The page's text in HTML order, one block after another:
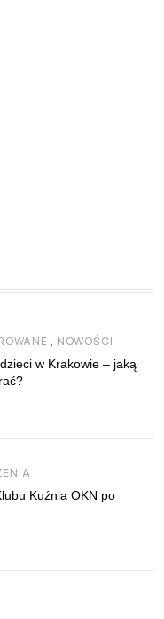
, NOWOŚCI
w Krakowie – jaką
Kuźnia OKN po